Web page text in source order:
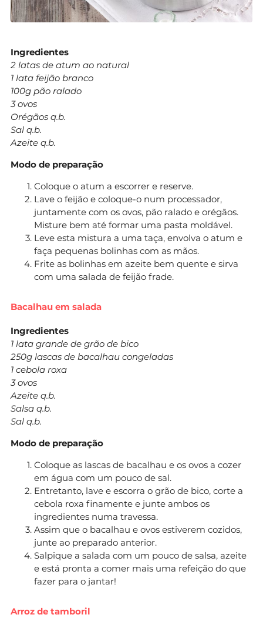
Ingredientes
2 latas de atum ao natural
1 lata feijão branco
100g pão ralado
3 ovos
Orégãos q.b.
Sal q.b.
Azeite q.b.
Modo de preparação
Coloque o atum a escorrer e reserve.
Lave o feijão e coloque-o num processador,
juntamente com os ovos, pão ralado e orégãos.
Misture bem até formar uma pasta moldável.
Leve esta mistura a uma taça, envolva o atum e
faça pequenas bolinhas com as mãos.
Frite as bolinhas em azeite bem quente e sirva
com uma salada de feijão frade.
Bacalhau em salada
Ingredientes
1 lata grande de grão de bico
250g lascas de bacalhau congeladas
1 cebola roxa
3 ovos
Azeite q.b.
Salsa q.b.
Sal q.b.
Modo de preparação
Coloque as lascas de bacalhau e os ovos a cozer
em água com um pouco de sal.
Entretanto, lave e escorra o grão de bico, corte a
cebola roxa finamente e junte ambos os
ingredientes numa travessa.
Assim que o bacalhau e ovos estiverem cozidos,
junte ao preparado anterior.
Salpique a salada com um pouco de salsa, azeite
e está pronta a comer mais uma refeição do que
fazer para o jantar!
Arroz de tamboril